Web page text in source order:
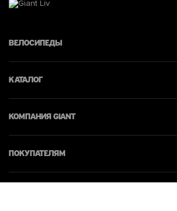
Велосипеды
Каталог
КОМПАНИЯ giant
Покупателям